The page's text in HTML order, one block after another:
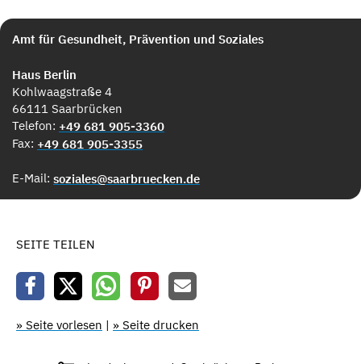
Amt für Gesundheit, Prävention und Soziales
Haus Berlin
Kohlwaagstraße 4
66111 Saarbrücken
Telefon: +49 681 905-3360
Fax: +49 681 905-3355
E-Mail: soziales@saarbruecken.de
SEITE TEILEN
» Seite vorlesen | » Seite drucken